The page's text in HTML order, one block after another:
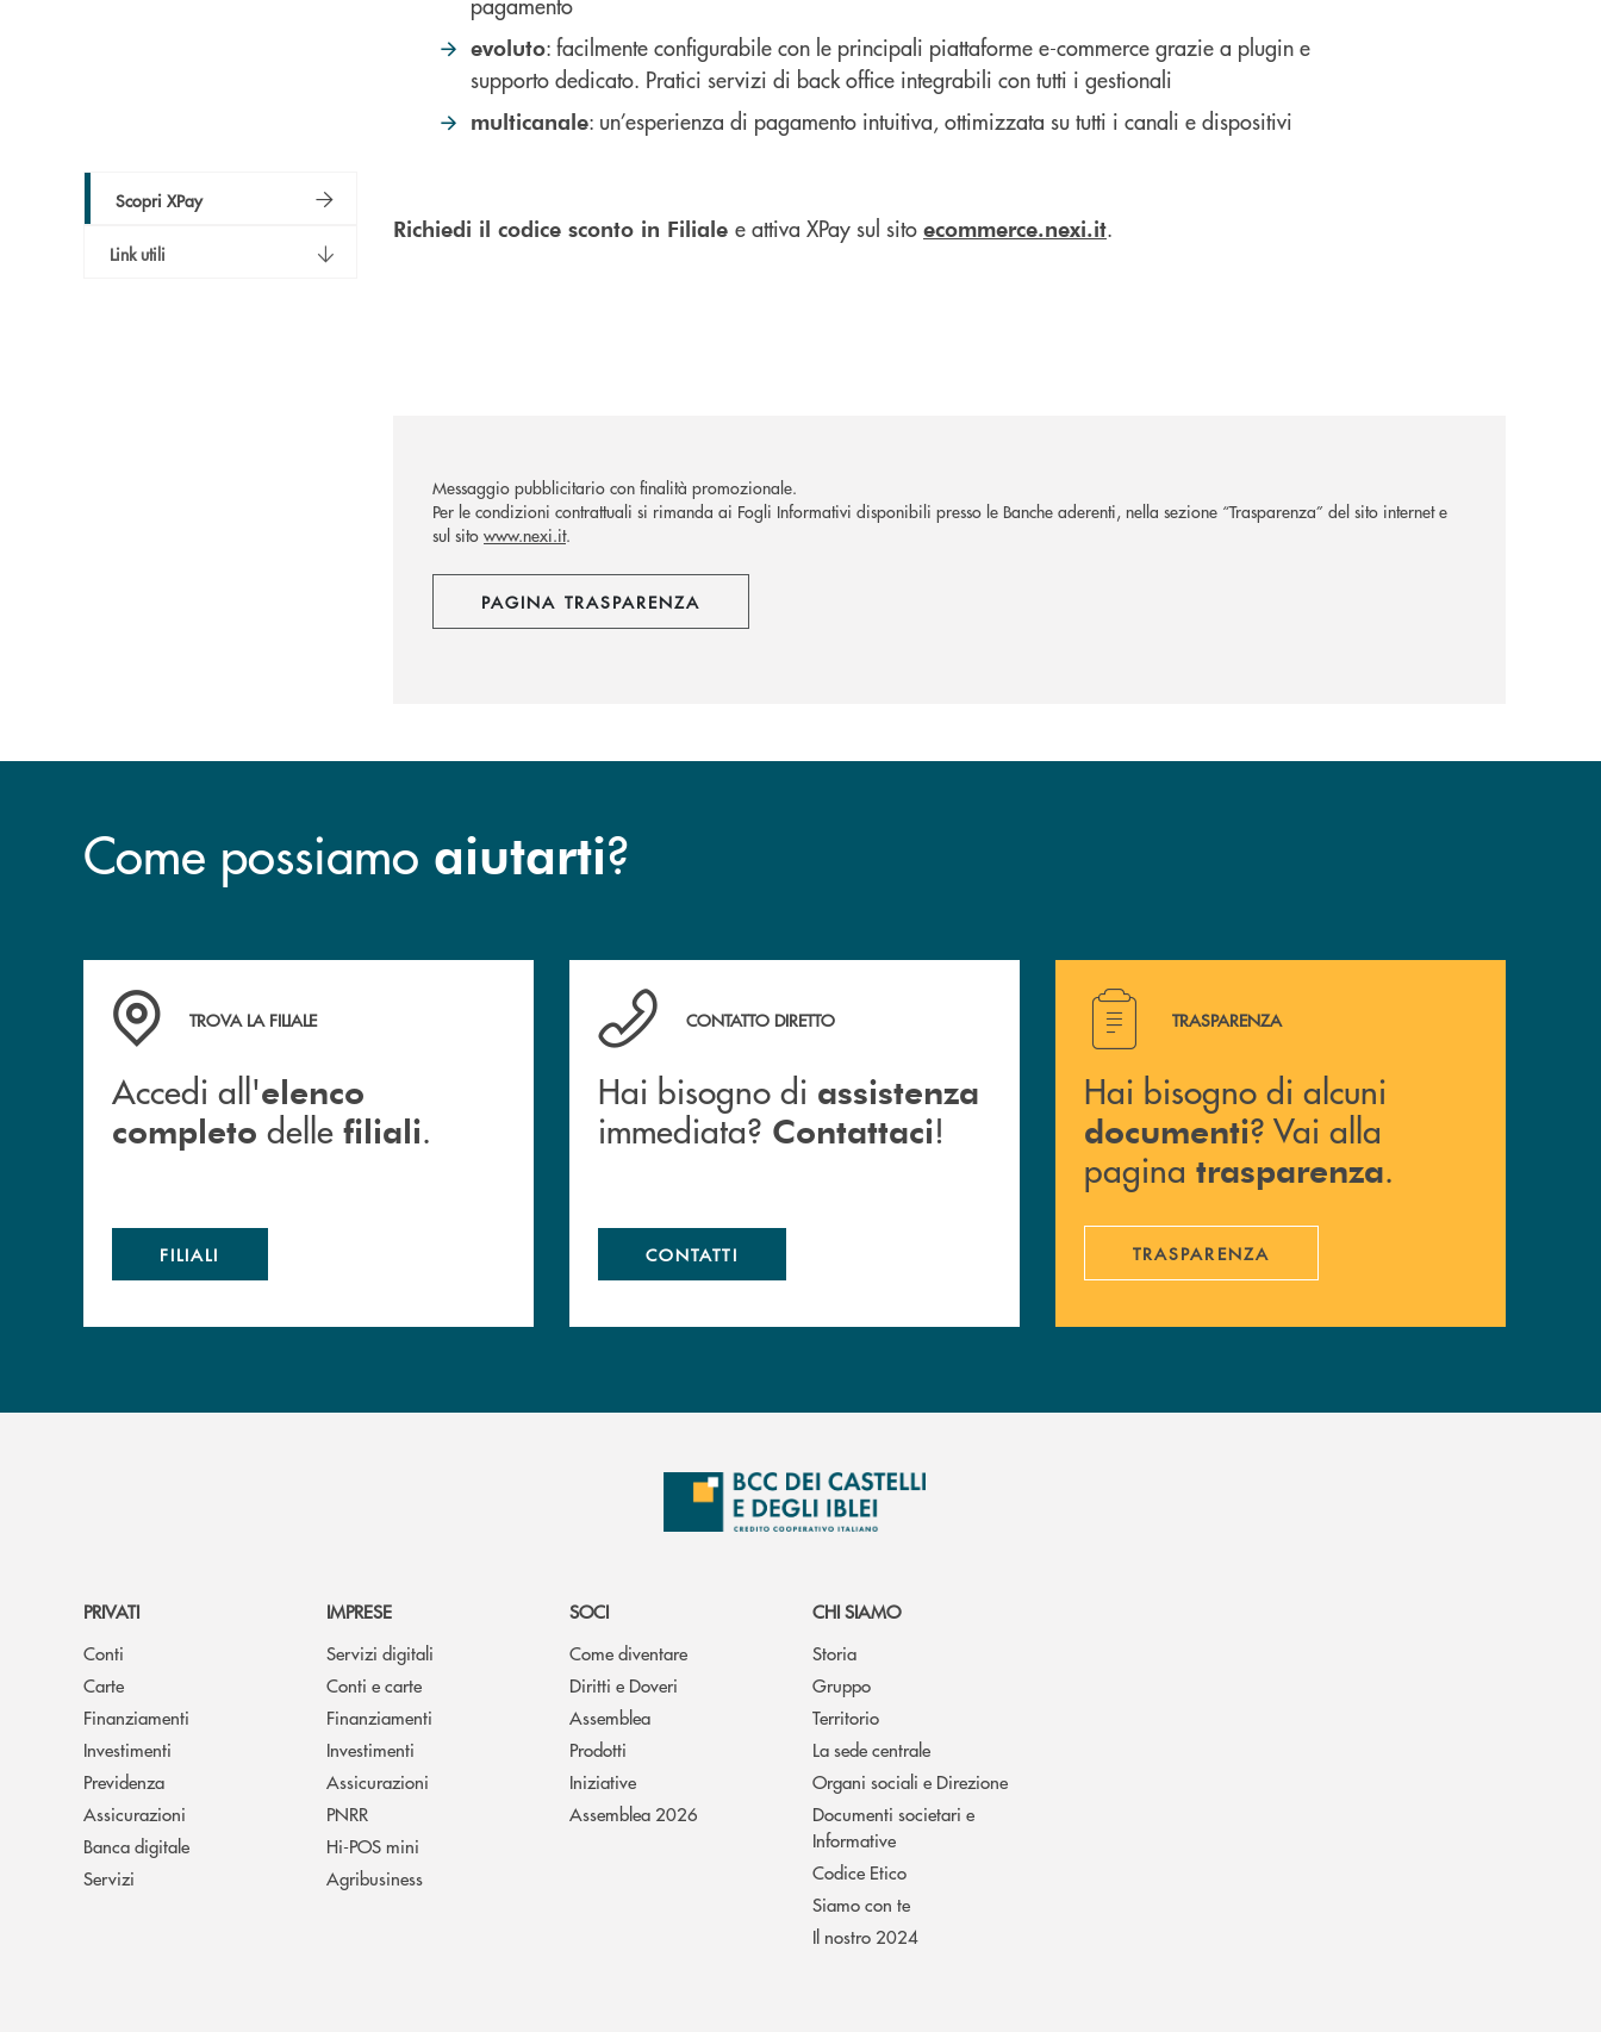
Scopri XPay
Link utili
evoluto: facilmente configurabile con le principali piattaforme e-commerce grazie a plugin e
supporto dedicato. Pratici servizi di back office integrabili con tutti i gestionali
multicanale: un’esperienza di pagamento intuitiva, ottimizzata su tutti i canali e dispositivi
Richiedi il codice sconto in Filiale e attiva XPay sul sito ecommerce.nexi.it.
Messaggio pubblicitario con finalità promozionale.
Per le condizioni contrattuali si rimanda ai Fogli Informativi disponibili presso le Banche aderenti, nella sezione “Trasparenza” del sito internete
sul sito www.nexi.it.
PAGINA TRASPARENZA
Come possiamo aiutarti?
Accedi all' elenco completo delle filiali .
TROVA LA FILIALE
Accedi all'elenco
completo delle filiali.
FILIALI
Hai bisogno di assistenza immediata? Contattaci !
CONTATTO DIRETTO
Hai bisogno di assistenza
immediata? Contattaci!
CONTATTI
Hai bisogno di alcuni documenti ? Vai alla pagina
TRASPARENZA
Hai bisogno di alcuni
documenti? Vai alla
pagina trasparenza.
TRASPARENZA
PRIVATI
Conti
Carte
Finanziamenti
Investimenti
Previdenza
Assicurazioni
Banca digitale
Servizi
IMPRESE
Servizi digitali
Conti e carte
Finanziamenti
Investimenti
Assicurazioni
PNRR
Hi-POS mini
Agribusiness
SOCI
Come diventare
Diritti e Doveri
Assemblea
Prodotti
Iniziative
Assemblea 2026
CHI SIAMO
Storia
Gruppo
Territorio
La sede centrale
Organi sociali e Direzione
Documenti societari e
Informative
Codice Etico
Siamo con te
Il nostro 2024